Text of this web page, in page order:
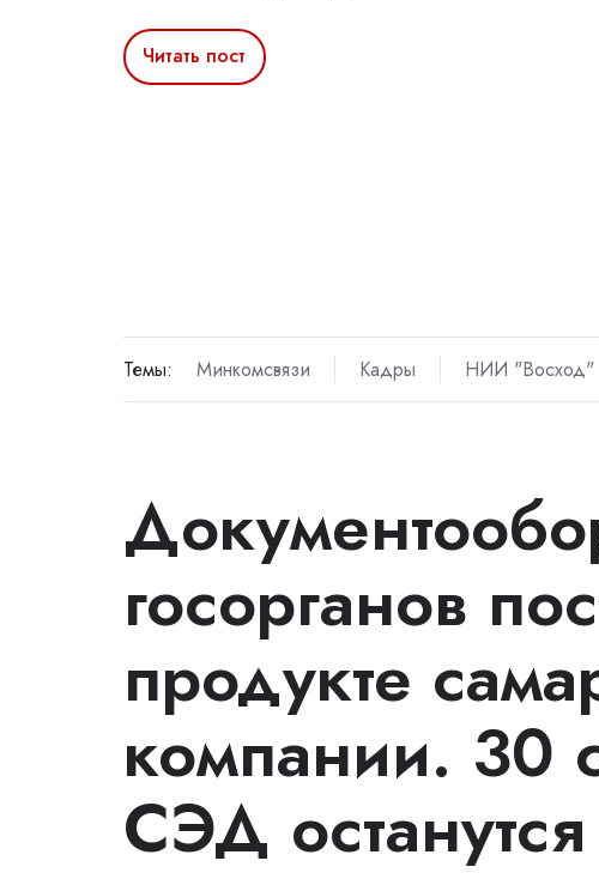
Читать пост
Темы: Минкомсвязи Кадры НИИ "Восход"
госорганов
продукте
компании. 30
СЭД